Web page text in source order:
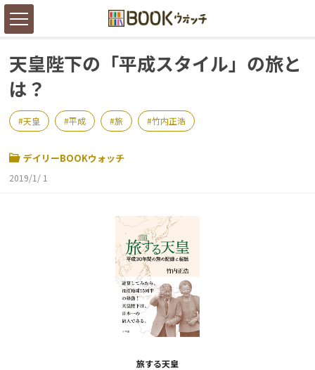
天皇陛下の「平成スタイル」の旅と
は？
天皇 平成 旅 竹内正浩
デイリーBOOKウォッチ
2019/1/ 1
旅する天皇